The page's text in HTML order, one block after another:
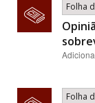
Folha
Folha